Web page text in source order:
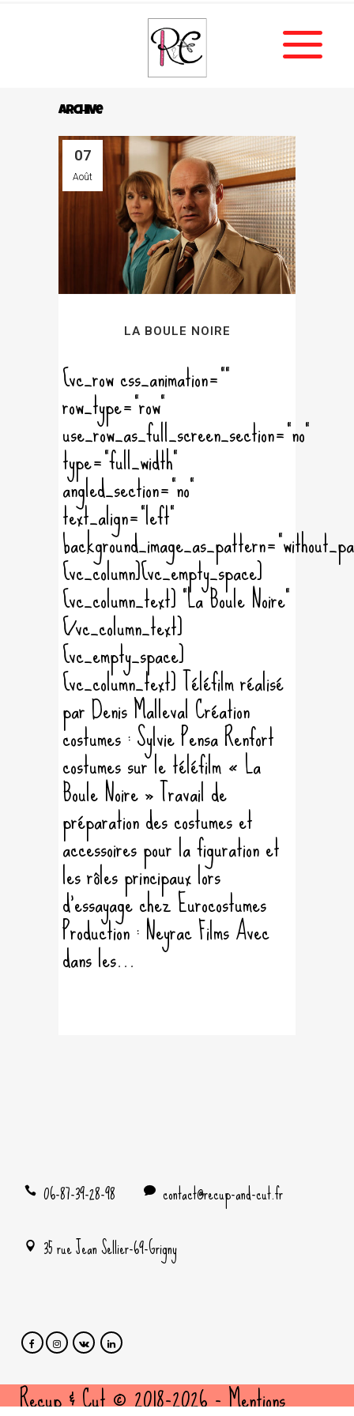
Archive
07
Août
LA BOULE NOIRE
[vc_row css_animation=""
row_type="row"
use_row_as_full_screen_section="no"
type="full_width"
angled_section="no"
text_align="left"
[vc_column][vc_empty_space]
[vc_column_text] "La Boule Noire"
[/vc_column_text]
[vc_empty_space]
[vc_column_text] Téléfilm réalisé
par Denis Malleval Création
costumes : Sylvie Pensa Renfort
costumes sur le téléfilm « La
Boule Noire » Travail de
préparation des costumes et
accessoires pour la figuration et
les rôles principaux lors
d'essayage chez Eurocostumes
Production : Neyrac Films Avec
dans les...
06-87-39-28-98
contact@recup-and-cut.fr
35 rue Jean Sellier-69-Grigny
Recup & Cut © 2018-2026 -Mentions